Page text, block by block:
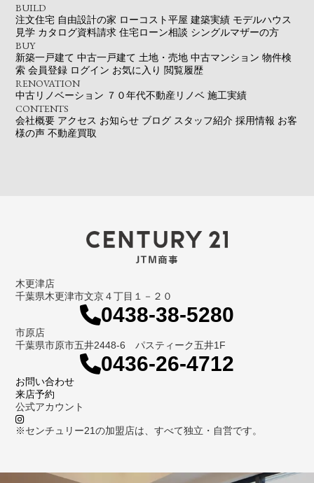
BUILD
注文住宅 自由設計の家 ローコスト平屋 建築実績 モデルハウス
見学 カタログ資料請求 住宅ローン相談 シングルマザーの方
BUY
新築一戸建て 中古一戸建て 土地・売地 中古マンション 物件検
索 会員登録 ログイン お気に入り 閲覧履歴
RENOVATION
中古リノベーション ７０年代不動産リノベ 施工実績
CONTENTS
会社概要 アクセス お知らせ ブログ スタッフ紹介 採用情報 お客
様の声 不動産買取
木更津店
千葉県木更津市文京４丁目１－２０
0438-38-5280
市原店
千葉県市原市五井2448-6 パスティーク五井1F
0436-26-4712
お問い合わせ
来店予約
公式アカウント
※センチュリー21の加盟店は、すべて独立・自営です。